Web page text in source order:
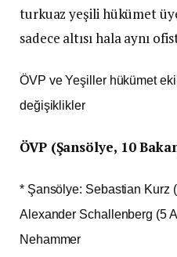
turkuaz yeşili hükümet
sadece altısı hala aynı
ÖVP ve Yeşiller hükümet
değişiklikler
ÖVP (Şansölye, 10
* Şansölye: Sebastian Kurz
Alexander Schallenberg (5
Nehammer